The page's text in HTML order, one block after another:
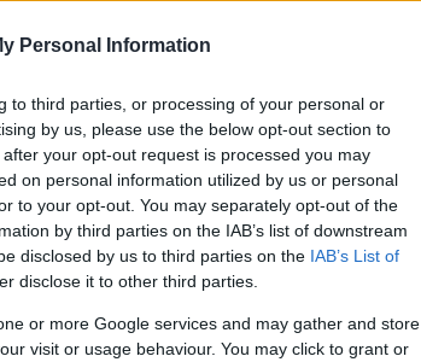
Personal Information
to third parties, or processing of your personal or
by us, please use the below opt-out section to
your opt-out request is processed you may
on personal information utilized by us or personal
to your opt-out. You may separately opt-out of the
by third parties on the IAB’s list of downstream
disclosed by us to third parties on the IAB’s List of
disclose it to other third parties.
or more Google services and may gather and store
visit or usage behaviour. You may click to grant or
22χρονος συνεργός του
αφού φέρονται να
με το αυτοκίνητό